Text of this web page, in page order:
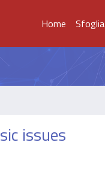
Home Sfoglia
issues